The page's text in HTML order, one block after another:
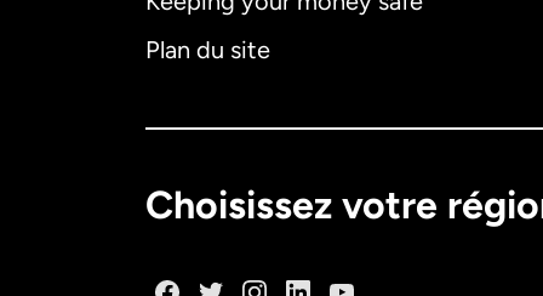
Plan du site
Choisissez votre